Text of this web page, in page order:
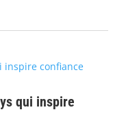
qui inspire